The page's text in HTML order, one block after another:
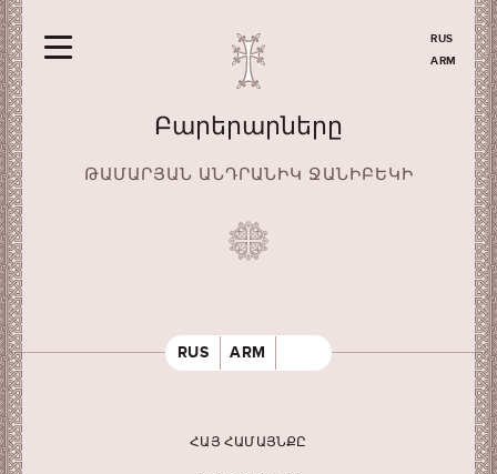
RUS
ARM
Բարերարները
ԹԱՄԱՐՅԱՆ ԱՆԴՐԱՆԻԿ ՋԱՆԻԲԵԿԻ
RUS ARM
ՀԱՅ ՀԱՄԱՅՆՔԸ